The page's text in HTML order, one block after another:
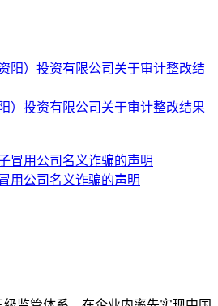
）投资有限公司关于审计整改结果
用公司名义诈骗的声明